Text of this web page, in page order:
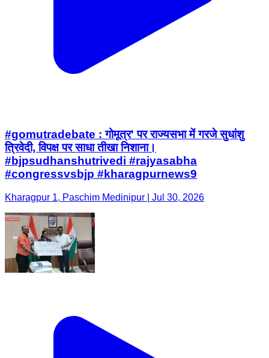
#gomutradebate : गोमूत्र' पर राज्यसभा में गरजे सुधांशु
त्रिवेदी, विपक्ष पर साधा तीखा निशाना।
#bjpsudhanshutrivedi #rajyasabha
#congressvsbjp #kharagpurnews9
Kharagpur 1, Paschim Medinipur | Jul 30, 2026